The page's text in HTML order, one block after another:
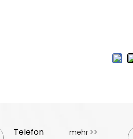
Telefon
mehr >>